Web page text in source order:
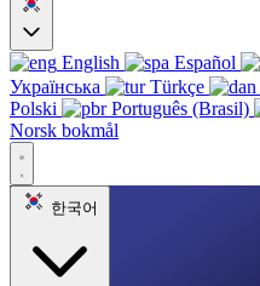
English Español
Українська
Türkçe
Polski
Português (Brasil)
Norsk bokmål
한국어